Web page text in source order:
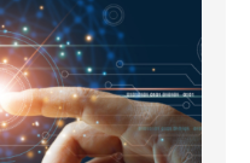
und Inhalte oder
Informationen über die
unserer
verwendeten Cookies. Sie
geben oder sich
und so nur bestimmte